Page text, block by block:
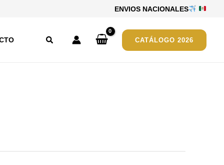
ENVIOS NACIONALES
Buscar CATÁLOGO 2026